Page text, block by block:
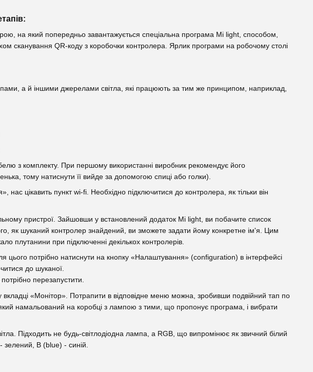
на який попередньо завантажується спеціальна програма Mi light, способом,
QR-коду з коробочки контролера. Ярлик програми на робочому столі
а й іншими джерелами світла, які працюють за тим же принципом, наприклад,
з комплекту. При першому використанні виробник рекомендує його
тому натиснути її вийде за допомогою спиці або голки).
цікавить пункт wi-fi. Необхідно підключитися до контролера, як тільки він
пристрої. Зайшовши у встановлений додаток Mi light, ви побачите список
як шуканий контролер знайдений, ви зможете задати йому конкретне ім'я. Цим
при підключенні декількох контролерів.
потрібно натиснути на кнопку «Налаштування» (configuration) в інтерфейсі
до шуканої.
перезапустити.
вкладці «Монітор». Потрапити в відповідне меню можна, зробивши подвійний тап по
намальований на коробці з лампою з тими, що пропонує програма, і вибрати
Підходить не будь-світлодіодна лампа, а RGB, що випромінює як звичний білий
B (blue) - синій.